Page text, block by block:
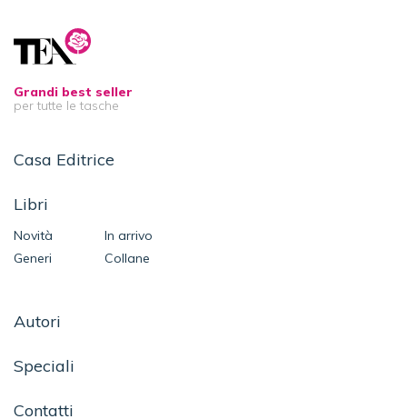
Grandi best seller
per tutte le tasche
Casa Editrice
Libri
Novità
In arrivo
Generi
Collane
Autori
Speciali
Contatti